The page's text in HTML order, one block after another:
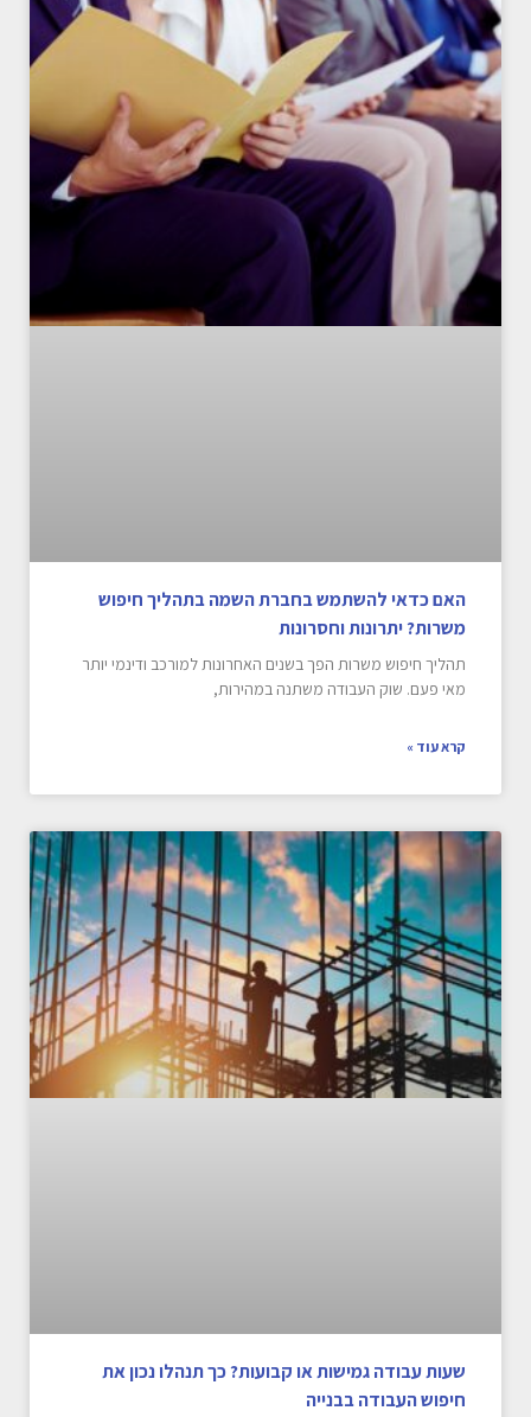
האם כדאי להשתמש בחברת השמה בתהליך חיפוש
משרות? יתרונות וחסרונות
תהליך חיפוש משרות הפך בשנים האחרונות למורכב ודינמי יותר
מאי פעם. שוק העבודה משתנה במהירות,
קרא עוד »
שעות עבודה גמישות או קבועות? כך תנהלו נכון את
חיפוש העבודה בבנייה